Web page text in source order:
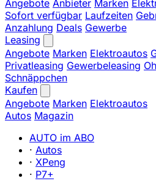
Angebote Anbieter Marken
Sofort verfügbar Laufzeiten
Anzahlung Deals Gewerbe
Leasing
Angebote Marken Elektroautos
Privatleasing Gewerbeleasing
Schnäppchen
Kaufen
Angebote Marken Elektroautos
Autos Magazin
AUTO im ABO
· Autos
· XPeng
· P7+